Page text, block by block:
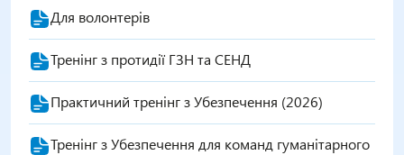
Для волонтерів
Тренінг з протидії ГЗН та СЕНД
Практичний тренінг з Убезпечення (2026)
Тренінг з Убезпечення для команд гуманітарного